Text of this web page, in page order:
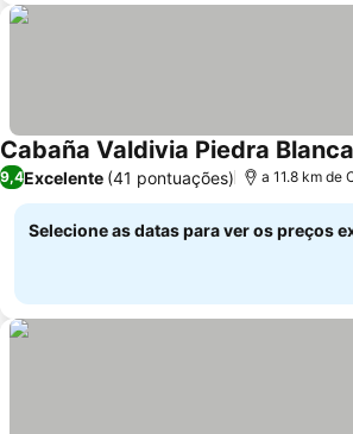
Cabaña Valdivia Piedra
9,4Excelente (41 pontuações) a 11.8 km de
Selecione as datas para ver os preços